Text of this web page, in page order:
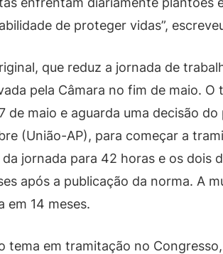
de proteger vidas”,
que reduz a jornada de
pela Câmara no fim de maio.
de maio e aguarda uma decisão
(União-AP), para começar a
jornada para 42 horas e os dois
após a publicação da norma. A
em 14 meses.
tema em tramitação no